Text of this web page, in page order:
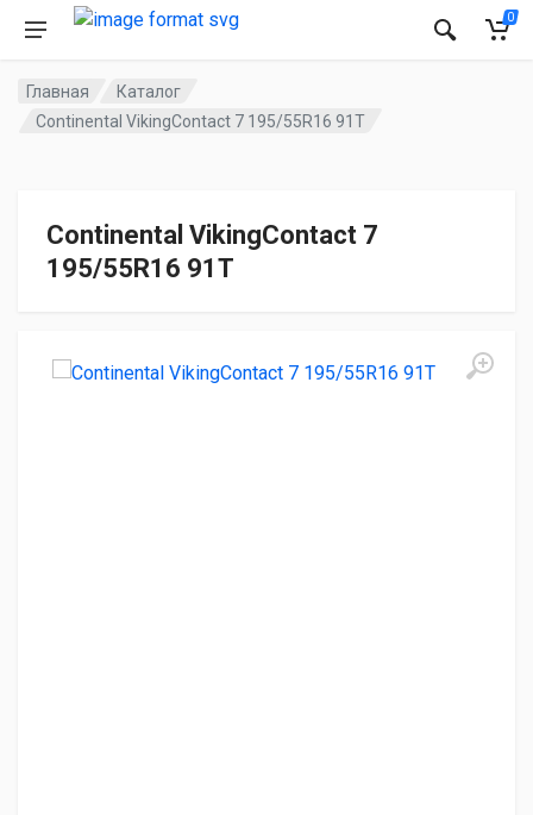
0
Главная
Каталог
Continental VikingContact 7 195/55R16 91T
Continental VikingContact 7
195/55R16 91T